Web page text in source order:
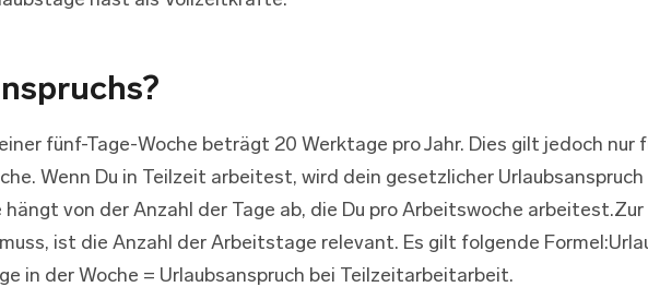
fünf-Tage-Woche beträgt 20 Werktage pro Jahr. Dies gilt jedoch nur
Wenn Du in Teilzeit arbeitest, wird dein gesetzlicher
von der Anzahl der Tage ab, die Du pro Arbeitswoche arbeitest.Zur
ist die Anzahl der Arbeitstage relevant. Es gilt folgende
in der Woche = Urlaubsanspruch bei Teilzeitarbeitarbeit.